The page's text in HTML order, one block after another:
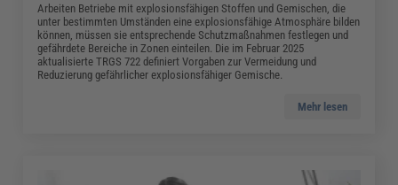
Arbeiten Betriebe mit explosionsfähigen Stoffen und Gemischen, die
unter bestimmten Umständen eine explosionsfähige Atmosphäre bilden
können, müssen sie entsprechende Schutzmaßnahmen festlegen und
gefährdete Bereiche in Zonen einteilen. Die im Februar 2025
aktualisierte TRGS 722 definiert Vorgaben zur Vermeidung und
Reduzierung gefährlicher explosionsfähiger Gemische.
Mehr lesen